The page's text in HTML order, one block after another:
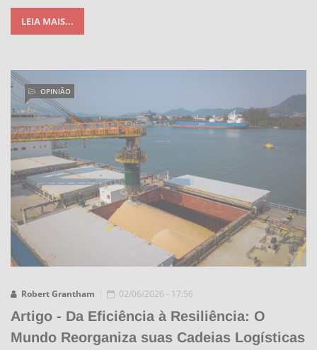
LEIA MAIS...
Robert Grantham
OPINIÃO
02/06/2026 - 17:56
Artigo - Da Eficiência à Resiliência: O
Mundo Reorganiza suas Cadeias Logísticas